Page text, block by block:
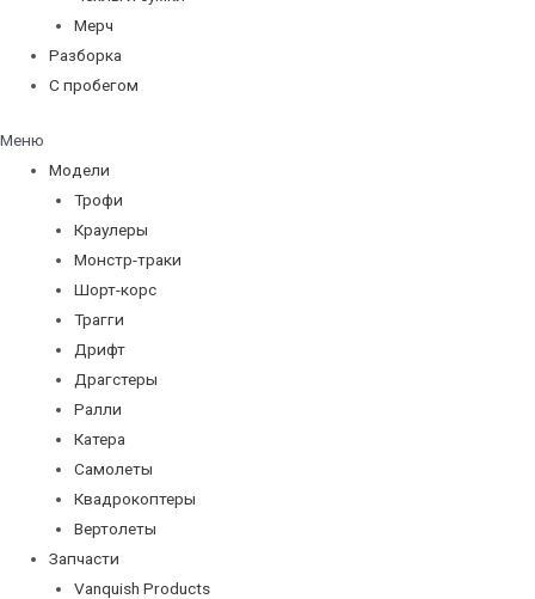
Мерч
Разборка
С пробегом
Меню
Модели
Трофи
Краулеры
Монстр-траки
Шорт-корс
Трагги
Дрифт
Драгстеры
Ралли
Катера
Самолеты
Квадрокоптеры
Вертолеты
Запчасти
Vanquish Products